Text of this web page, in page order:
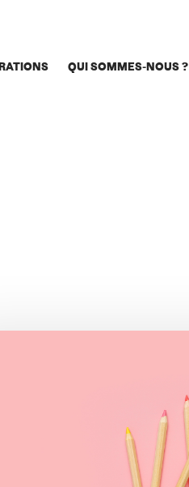
QUI SOMMES-NOUS ?